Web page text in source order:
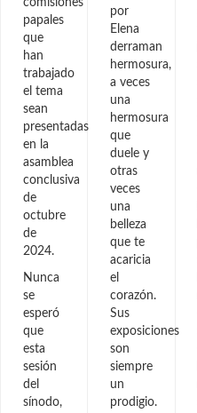
comisiones
papales
que
han
trabajado
el tema
sean
presentadas
en la
asamblea
conclusiva
de
octubre
de
2024.
Nunca
se
esperó
que
esta
sesión
del
sínodo,
por
Elena
derraman
hermosura,
a veces
una
hermosura
que
duele y
otras
veces
una
belleza
que te
acaricia
el
corazón.
Sus
exposiciones
son
siempre
un
prodigio.